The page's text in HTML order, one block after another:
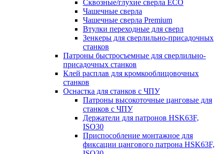
Сквозные/глухие сверла ECO
Чашечные сверла
Чашечные сверла Premium
Втулки переходные для сверл
Зенкеры для сверлильно-присадочных
станков
Патроны быстросъемные для сверлильно-
присадочных станков
Клей расплав для кромкооблицовочных
станков
Оснастка для станков с ЧПУ
Патроны высокоточные цанговые для
станков с ЧПУ
Держатели для патронов HSK63F,
ISO30
Приспособление монтажное для
фиксации цангового патрона HSK63F,